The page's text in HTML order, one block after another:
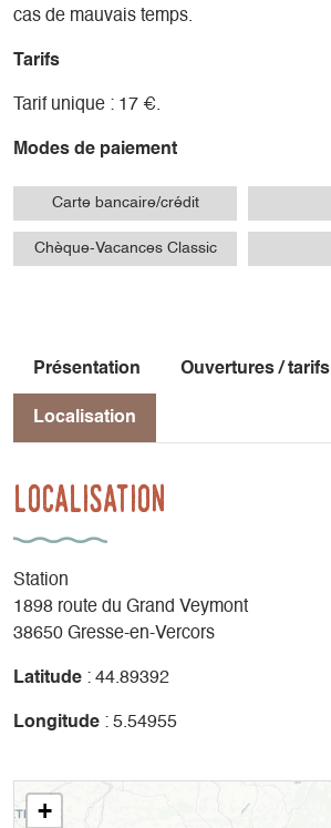
cas de mauvais temps.
Tarifs
Tarif unique : 17 €.
Modes de paiement
Carte bancaire/crédit
Chèque-Vacances Classic
Présentation Ouvertures / tarifs
Localisation
Localisation
Station
1898 route du Grand Veymont
38650 Gresse-en-Vercors
Latitude : 44.89392
Longitude : 5.54955
+